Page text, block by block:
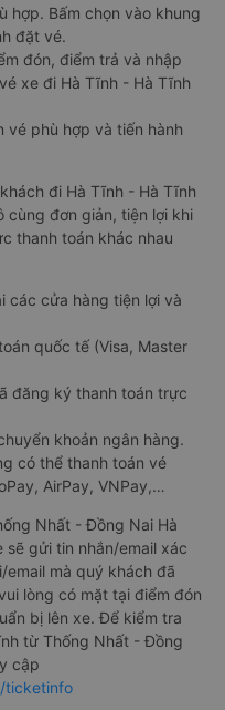
hợp. Bấm chọn vào khung
đặt vé.
đón, điểm trả và nhập
xe đi Hà Tĩnh - Hà Tĩnh
vé phù hợp và tiến hành
đi Hà Tĩnh - Hà Tĩnh
đơn giản, tiện lợi khi
thanh toán khác nhau
các cửa hàng tiện lợi và
quốc tế (Visa, Master
đăng ký thanh toán trực
khoản ngân hàng.
có thể thanh toán vé
AirPay, VNPay,…
Nhất - Đồng Nai Hà
gửi tin nhắn/email xác
email mà quý khách đã
lòng có mặt tại điểm đón
bị lên xe. Để kiểm tra
từ Thống Nhất - Đồng
cập
ticketinfo